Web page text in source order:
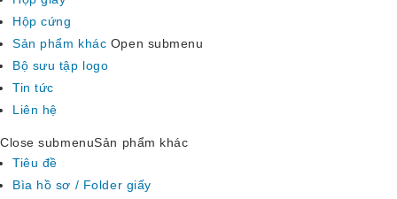
Hộp cứng
Sản phẩm khác Open submenu
Bộ sưu tập logo
Tin tức
Liên hệ
Close submenuSản phẩm khác
Tiêu đề
Bìa hồ sơ / Folder giấy